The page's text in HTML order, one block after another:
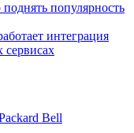
популярность
интеграция
Bell